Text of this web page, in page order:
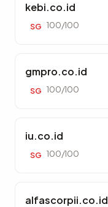
kebi.co.id
SG 100/100
gmpro.co.id
SG 100/100
iu.co.id
SG 100/100
alfascorpii.co.id